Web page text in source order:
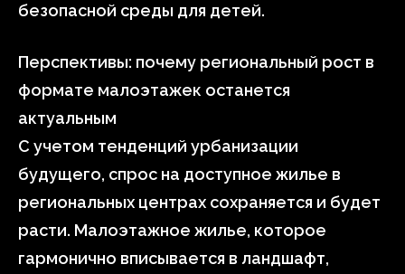
безопасной среды для детей.
Перспективы: почему региональный рост в
формате малоэтажек останется
актуальным
С учетом тенденций урбанизации
будущего, спрос на доступное жилье в
региональных центрах сохраняется и будет
расти. Малоэтажное жилье, которое
гармонично вписывается в ландшафт,